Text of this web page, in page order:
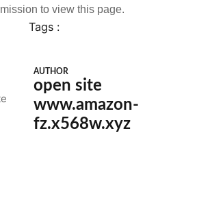
to view this page.
Tags :
AUTHOR
open site
www.amazon-
fz.x568w.xyz